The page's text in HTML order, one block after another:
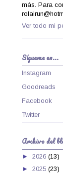
más. Para
Ver todo mi
Sígueme en...
Instagram
Goodreads
Facebook
Twitter
Archivo del
► 2026 (13)
► 2025 (23)